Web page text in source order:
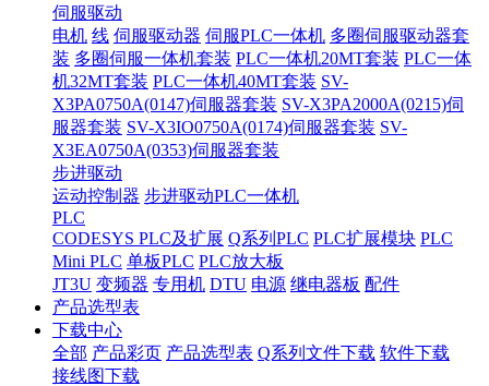
伺服驱动
电机 线 伺服驱动器 伺服PLC一体机 多圈伺服驱动器套
装 多圈伺服一体机套装 PLC一体机20MT套装 PLC一体
机32MT套装 PLC一体机40MT套装 SV-
X3PA0750A(0147)伺服器套装 SV-X3PA2000A(0215)伺
服器套装 SV-X3IO0750A(0174)伺服器套装 SV-
X3EA0750A(0353)伺服器套装
步进驱动
运动控制器 步进驱动PLC一体机
PLC
CODESYS PLC及扩展 Q系列PLC PLC扩展模块 PLC
Mini PLC 单板PLC PLC放大板
JT3U 变频器 专用机 DTU 电源 继电器板 配件
产品选型表
下载中心
全部 产品彩页 产品选型表 Q系列文件下载 软件下载
接线图下载